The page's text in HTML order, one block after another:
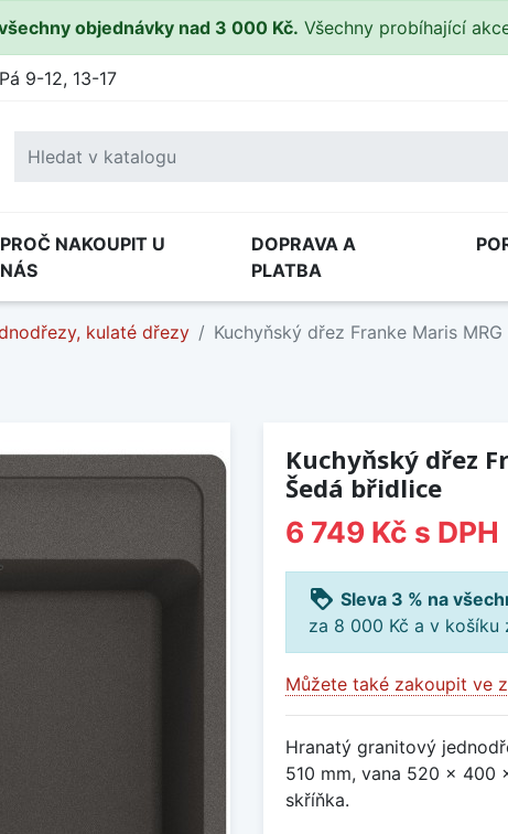
objednávky nad 3 000 Kč. Všechny probíhající
9-12, 13-17
PROČ NAKOUPIT U
NÁS
DOPRAVA A
PLATBA
kulaté dřezy Kuchyňský dřez Franke Maris
Kuchyňský dřez
Šedá břidlice
6 749 Kč s DPH
loyalty Sleva 3 % na
za 8 000 Kč a v košíku
Můžete také zakoupit ve
Hranatý granitový
510 mm, vana 520 x 400
skříňka.